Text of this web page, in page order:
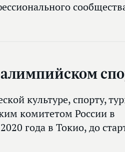
культуре, спорту,
комитетом России в
года в Токио, до